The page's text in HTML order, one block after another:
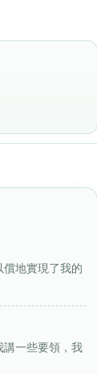
地實現了我的
講一些要領，我